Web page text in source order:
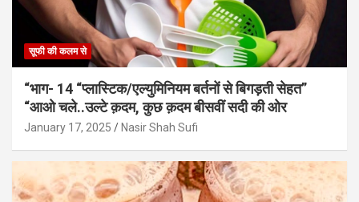
सूफी की कलम से
“भाग- 14 “प्लास्टिक/एल्युमिनियम बर्तनों से बिगड़ती सेहत”
“आओ चले..उल्टे क़दम, कुछ क़दम बीसवीं सदी की ओर
January 17, 2025 Nasir Shah Sufi